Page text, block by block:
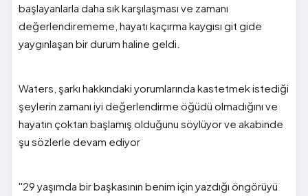
başlayanlarla daha sık karşılaşması ve zamanı
değerlendirememe, hayatı kaçırma kaygısı git gide
yaygınlaşan bir durum haline geldi.
Waters, şarkı hakkındaki yorumlarında kastetmek istediği
şeylerin zamanı iyi değerlendirme öğüdü olmadığını ve
hayatın çoktan başlamış olduğunu söylüyor ve akabinde
şu sözlerle devam ediyor
''29 yaşımda bir başkasının benim için yazdığı öngörüyü